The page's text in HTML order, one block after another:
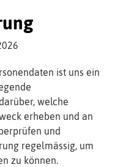
ist uns ein
welche
erheben und an
und
regelmässig, um
zu können.